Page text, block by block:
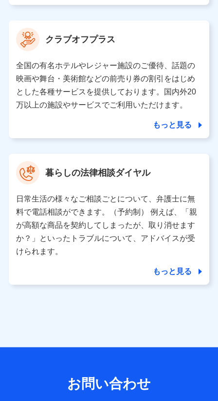
上記に係る案内・手続き・管理等付帯業務を行うため
【当該個人データの管理について責任を有する者の名称・住
所・代表者名】
当該個人データを取り扱う各共同利用者（詳細は次のとお
り）
東京都千代田区永田町2丁目11番1号 山王パークタワー
株式会社NTTドコモ 代表取締役社長 前田 義晃
東京都中央区日本橋人形町2-14-10 アーバンネット日本橋
ビル 3F
※ 当社および株式会社NTTドコモは、お客さまの情報を利
データ憲章」に定める行動原則を順守します 。
※ パーソナルデータダッシュボードの「第三者提供の管
理」の設定状態にかかわらず、共同利用する場合がありま
※ dポイントクラブ会員ではないお客さま（2019年12月11
日以降、一度もdポイントクラブ会員であったことがないお
個人データは、こちら の利用目的の範囲内に限って共同利
用します。
サービス提供等を通じて取得した、以下の情報などの個人デ
クラブオフプラス
全国の有名ホテルやレジャー施設のご優待、話題の
映画や舞台・美術館などの前売り券の割引をはじめ
とした各種サービスを提供しております。国内外20
万以上の施設やサービスでご利用いただけます。
もっと見る
暮らしの法律相談ダイヤル
日常生活の様々なご相談ごとについて、弁護士に無
料で電話相談ができます。（予約制） 例えば、「親
が高額な商品を契約してしまったが、取り消せます
か？」といったトラブルについて、アドバイスが受
けられます。
もっと見る
お問い合わせ